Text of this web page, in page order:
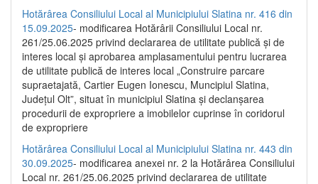
Hotărârea Consiliului Local al Municipiului Slatina nr. 416 din
15.09.2025- modificarea Hotărârii Consiliului Local nr.
261/25.06.2025 privind declararea de utilitate publică și de
interes local și aprobarea amplasamentului pentru lucrarea
de utilitate publică de interes local „Construire parcare
supraetajată, Cartier Eugen Ionescu, Muncipiul Slatina,
Județul Olt”, situat în municipiul Slatina și declanșarea
procedurii de expropriere a imobilelor cuprinse în coridorul
de expropriere
Hotărârea Consiliului Local al Municipiului Slatina nr. 443 din
30.09.2025- modificarea anexei nr. 2 la Hotărârea Consiliului
Local nr. 261/25.06.2025 privind declararea de utilitate